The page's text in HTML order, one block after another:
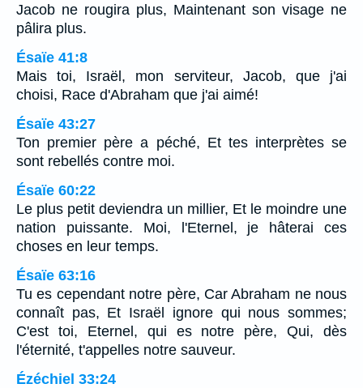
Jacob ne rougira plus, Maintenant son visage ne
pâlira plus.
Ésaïe 41:8
Mais toi, Israël, mon serviteur, Jacob, que j'ai
choisi, Race d'Abraham que j'ai aimé!
Ésaïe 43:27
Ton premier père a péché, Et tes interprètes se
sont rebellés contre moi.
Ésaïe 60:22
Le plus petit deviendra un millier, Et le moindre une
nation puissante. Moi, l'Eternel, je hâterai ces
choses en leur temps.
Ésaïe 63:16
Tu es cependant notre père, Car Abraham ne nous
connaît pas, Et Israël ignore qui nous sommes;
C'est toi, Eternel, qui es notre père, Qui, dès
l'éternité, t'appelles notre sauveur.
Ézéchiel 33:24